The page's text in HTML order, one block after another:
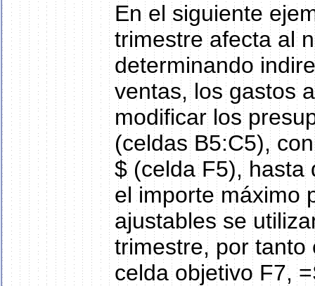
En el siguiente
trimestre afecta al
determinando
ventas, los gastos
modificar los
(celdas B5:C5),
$ (celda F5), hasta
el importe máximo
ajustables se
trimestre, por tanto
celda objetivo F7,